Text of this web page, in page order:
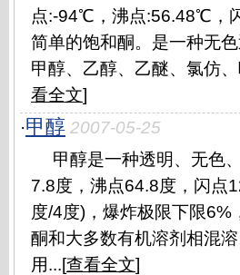
点:-94℃，沸点:56.48℃，
简单的饱和酮。是一种无
甲醇、乙醇、乙醚、氯仿
看全文]
·甲醇 2007-05-25
甲醇是一种透明、无色
7.8度，沸点64.8度，闪点
度/4度)，爆炸极限下限
酮和大多数有机溶剂相混
用...[查看全文]